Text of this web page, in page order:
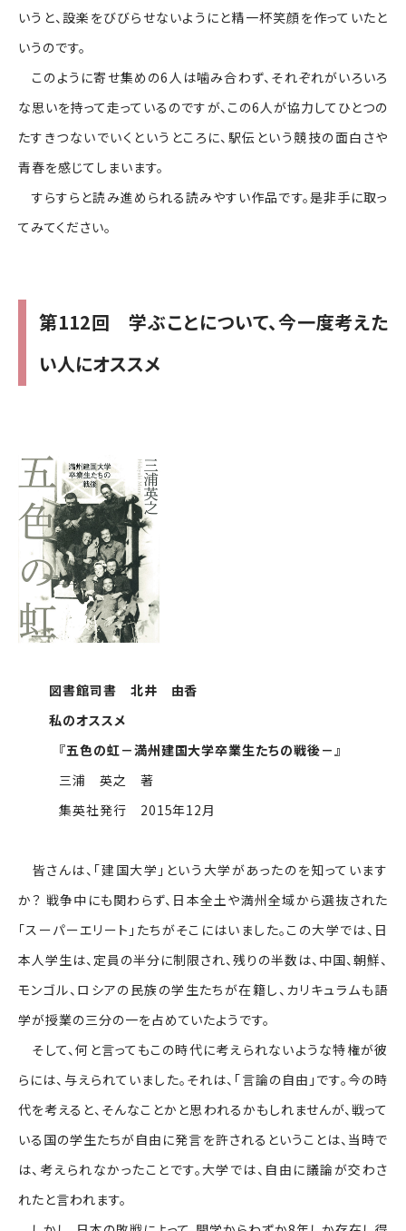
いうと、設楽をびびらせないようにと精一杯笑顔を作っていたと
いうのです。
このように寄せ集めの6人は噛み合わず、それぞれがいろいろ
な思いを持って走っているのですが、この6人が協力してひとつの
たすきつないでいくというところに、駅伝という競技の面白さや
青春を感じてしまいます。
すらすらと読み進められる読みやすい作品です。是非手に取っ
てみてください。
第112回 学ぶことについて、今一度考えた
い人にオススメ
図書館司書 北井 由香
私のオススメ
『五色の虹－満州建国大学卒業生たちの戦後－』
三浦 英之 著
集英社発行 2015年12月
皆さんは、「建国大学」という大学があったのを知っています
か？ 戦争中にも関わらず、日本全土や満州全域から選抜された
「スーパーエリート」たちがそこにはいました。この大学では、日
本人学生は、定員の半分に制限され、残りの半数は、中国、朝鮮、
モンゴル、ロシアの民族の学生たちが在籍し、カリキュラムも語
学が授業の三分の一を占めていたようです。
そして、何と言ってもこの時代に考えられないような特権が彼
らには、与えられていました。それは、「言論の自由」です。今の時
代を考えると、そんなことかと思われるかもしれませんが、戦って
いる国の学生たちが自由に発言を許されるということは、当時で
は、考えられなかったことです。大学では、自由に議論が交わさ
れたと言われます。